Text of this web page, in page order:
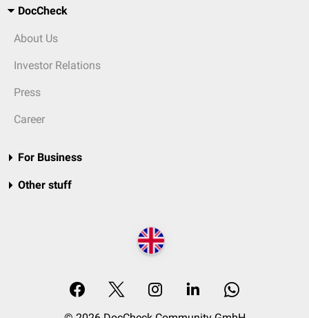
DocCheck
About Us
Investor Relations
Press
Career
For Business
Other stuff